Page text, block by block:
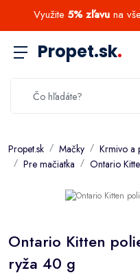
Využite 5% zľavu na
Propet.sk.
Propet.sk Mačky Krmivo a
Pre mačiatka
Ontario
Ontario Kitten
ryža 40 g